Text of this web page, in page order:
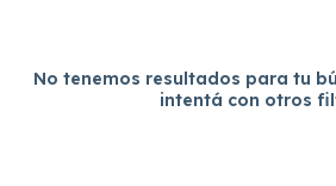
No tenemos resultados para tu
intentá con otros